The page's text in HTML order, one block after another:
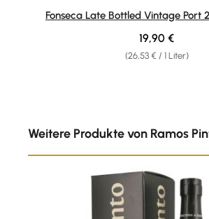
Durchschnittliche Bewertung von 5 von
Fonseca Late Bottled Vintage Port
(26,53 € / 1 Liter)
Regulärer Preis:
19,90 €
Weitere Produkte von Ramos